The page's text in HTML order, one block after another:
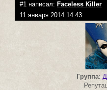
#1 написал: Faceless Killer
11 января 2014 14:43
Группа: